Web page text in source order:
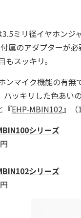
ミリ径イヤホン
属のアダプターが
スッキリ。
マイク機能の有無
ハッキリした色あい
『EHP-MBIN102』（
シリーズ
シリーズ